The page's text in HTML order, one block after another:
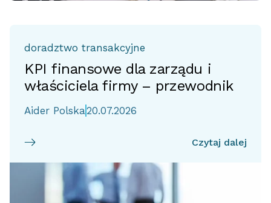
doradztwo transakcyjne
KPI finansowe dla zarządu i
właściciela firmy – przewodnik
Aider Polska20.07.2026
Czytaj dalej